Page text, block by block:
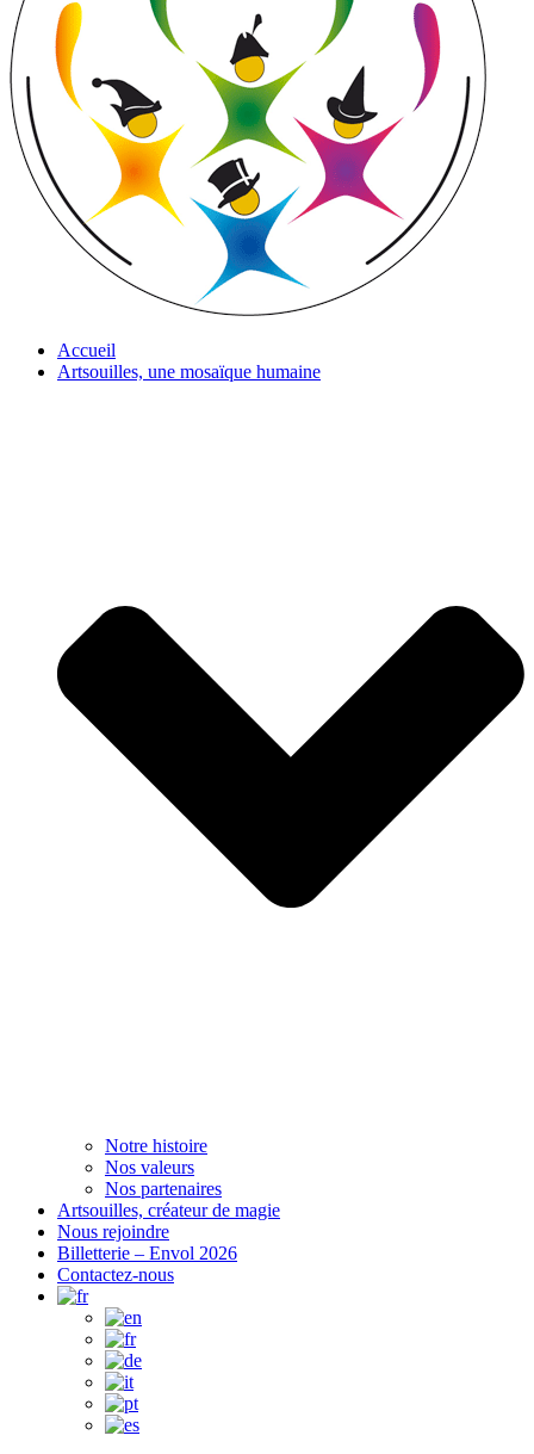
Accueil
Artsouilles, une mosaïque humaine
Notre histoire
Nos valeurs
Nos partenaires
Artsouilles, créateur de magie
Nous rejoindre
Billetterie – Envol 2026
Contactez-nous